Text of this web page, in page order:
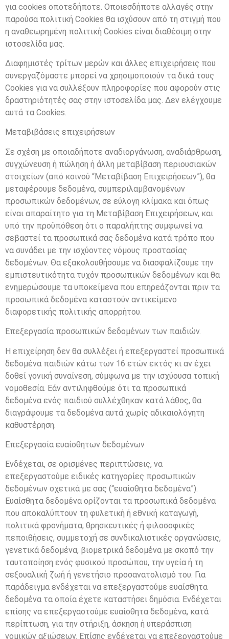
για cookies οποτεδήποτε. Οποιεσδήποτε αλλαγές στην
παρούσα πολιτική Cookies θα ισχύσουν από τη στιγμή που
η αναθεωρημένη πολιτική Cookies είναι διαθέσιμη στην
ιστοσελίδα μας.
Διαφημιστές τρίτων μερών και άλλες επιχειρήσεις που
συνεργαζόμαστε μπορεί να χρησιμοποιούν τα δικά τους
Cookies για να συλλέξουν πληροφορίες που αφορούν στις
δραστηριότητές σας στην ιστοσελίδα μας. Δεν ελέγχουμε
αυτά τα Cookies.
Μεταβιβάσεις επιχειρήσεων
Σε σχέση με οποιαδήποτε αναδιοργάνωση, αναδιάρθρωση,
συγχώνευση ή πώληση ή άλλη μεταβίβαση περιουσιακών
στοιχείων (από κοινού “Μεταβίβαση Επιχειρήσεων”), θα
μεταφέρουμε δεδομένα, συμπεριλαμβανομένων
προσωπικών δεδομένων, σε εύλογη κλίμακα και όπως
είναι απαραίτητο για τη Μεταβίβαση Επιχειρήσεων, και
υπό την προϋπόθεση ότι ο παραλήπτης συμφωνεί να
σεβαστεί τα προσωπικά σας δεδομένα κατά τρόπο που
να συνάδει με την ισχύοντες νόμους προστασίας
δεδομένων. Θα εξακολουθήσουμε να διασφαλίζουμε την
εμπιστευτικότητα τυχόν προσωπικών δεδομένων και θα
ενημερώσουμε τα υποκείμενα που επηρεάζονται πριν τα
προσωπικά δεδομένα καταστούν αντικείμενο
διαφορετικής πολιτικής απορρήτου.
Επεξεργασία προσωπικών δεδομένων των παιδιών.
Η επιχείρηση δεν θα συλλέξει ή επεξεργαστεί προσωπικά
δεδομένα παιδιών κάτω των 16 ετών εκτός κι αν έχει
δοθεί γονική συναίνεση, σύμφωνα με την ισχύουσα τοπική
νομοθεσία. Εάν αντιληφθούμε ότι τα προσωπικά
δεδομένα ενός παιδιού συλλέχθηκαν κατά λάθος, θα
διαγράψουμε τα δεδομένα αυτά χωρίς αδικαιολόγητη
καθυστέρηση.
Επεξεργασία ευαίσθητων δεδομένων
Ενδέχεται, σε ορισμένες περιπτώσεις, να
επεξεργαστούμε ειδικές κατηγορίες προσωπικών
δεδομένων σχετικά με σας (“ευαίσθητα δεδομένα”).
Ευαίσθητα δεδομένα ορίζονται τα προσωπικά δεδομένα
που αποκαλύπτουν τη φυλετική ή εθνική καταγωγή,
πολιτικά φρονήματα, θρησκευτικές ή φιλοσοφικές
πεποιθήσεις, συμμετοχή σε συνδικαλιστικές οργανώσεις,
γενετικά δεδομένα, βιομετρικά δεδομένα με σκοπό την
ταυτοποίηση ενός φυσικού προσώπου, την υγεία ή τη
σεξουαλική ζωή ή γενετήσιο προσανατολισμό του. Για
παράδειγμα ενδέχεται να επεξεργαστούμε ευαίσθητα
δεδομένα τα οποία έχετε καταστήσει δημόσια. Ενδέχεται
επίσης να επεξεργαστούμε ευαίσθητα δεδομένα, κατά
περίπτωση, για την στήριξη, άσκηση ή υπεράσπιση
νομικών αξιώσεων. Επίσης ενδέχεται να επεξεργαστούμε